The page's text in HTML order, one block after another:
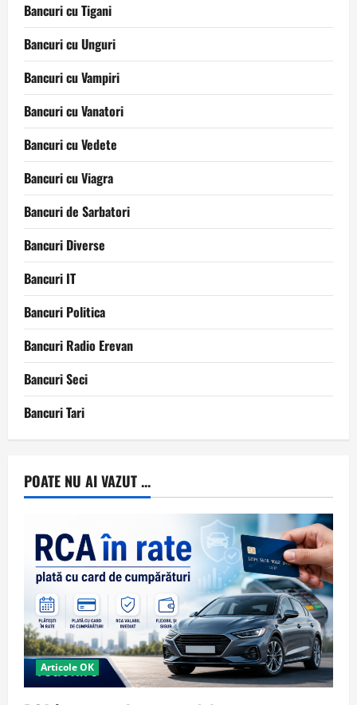
Bancuri cu Tigani
Bancuri cu Unguri
Bancuri cu Vampiri
Bancuri cu Vanatori
Bancuri cu Vedete
Bancuri cu Viagra
Bancuri de Sarbatori
Bancuri Diverse
Bancuri IT
Bancuri Politica
Bancuri Radio Erevan
Bancuri Seci
Bancuri Tari
POATE NU AI VAZUT ...
Articole OK